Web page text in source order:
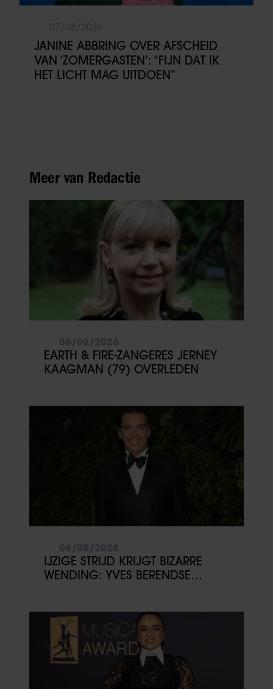
JANINE ABBRING OVER AFSCHEID
VAN ‘ZOMERGASTEN’: “FIJN DAT IK
HET LICHT MAG UITDOEN”
Meer van Redactie
EARTH & FIRE-ZANGERES JERNEY
KAAGMAN (79) OVERLEDEN
IJZIGE STRIJD KRIJGT BIZARRE
WENDING: YVES BERENDSE